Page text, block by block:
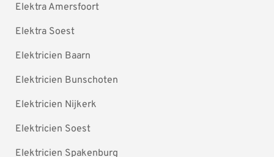
Elektra Amersfoort
Elektra Soest
Elektricien Baarn
Elektricien Bunschoten
Elektricien Nijkerk
Elektricien Soest
Elektricien Spakenburg